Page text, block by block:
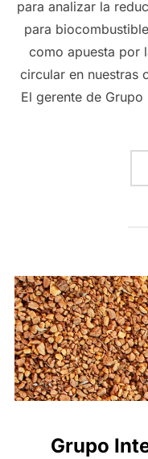
para analizar la
para
como apuesta por
circular en nuestras
El gerente de
Grupo